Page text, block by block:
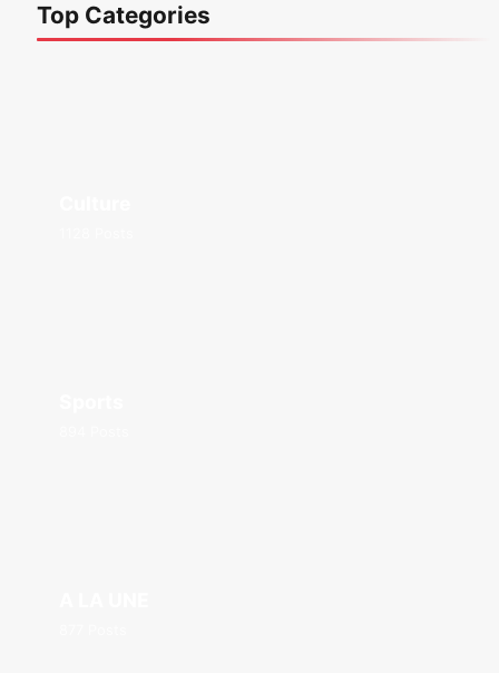
Top Categories